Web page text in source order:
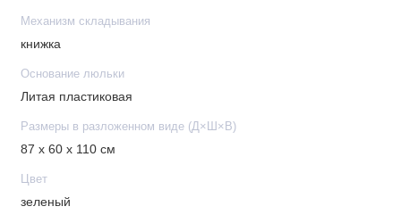
Москитная сетка
Пеленальный матрасик
Габариты
Внутренние размеры люльки: 80 x 34 см
Механизм складывания
книжка
Основание люльки
Литая пластиковая
Размеры в разложенном виде (Д×Ш×В)
87 х 60 х 110 см
Цвет
зеленый